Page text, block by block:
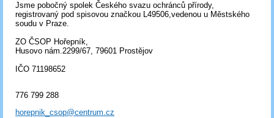
Jsme pobočný spolek Českého svazu ochránců přírody,
registrovaný pod spisovou značkou L49506,vedenou u Městského
soudu v Praze.
ZO ČSOP Hořepník,
Husovo nám.2299/67, 79601 Prostějov
IČO 71198652
776 799 288
horepnik_csop@centrum.cz